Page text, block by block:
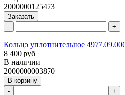
2000000125473
Заказать
-
+
Кольцо уплотнительное
8 400 руб
В наличии
2000000003870
В корзину
-
+